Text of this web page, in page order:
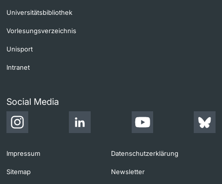
Universitätsbibliothek
Vorlesungsverzeichnis
Unisport
Intranet
Social Media
Impressum Datenschutzerklärung
Sitemap Newsletter